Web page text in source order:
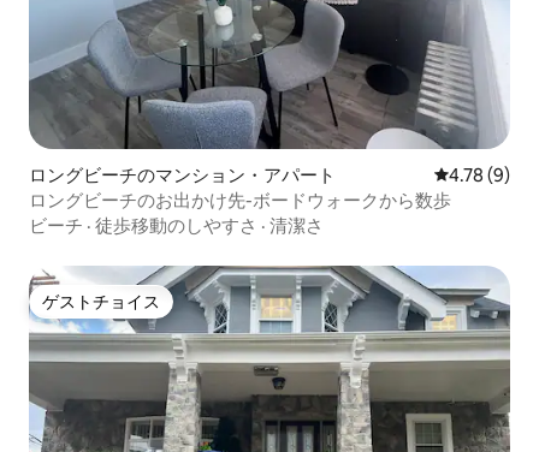
ロングビーチのマンション・アパート レビュー9
4.78 (9)
ロングビーチのお出かけ先-ボードウォークから数歩
ビーチ · 徒歩移動のしやすさ · 清潔さ
ゲストチョイス
ゲストチョイス